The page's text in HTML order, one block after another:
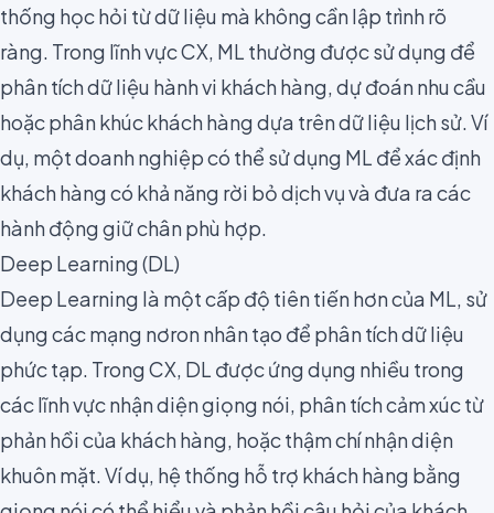
thống học hỏi từ dữ liệu mà không cần lập trình rõ
ràng. Trong lĩnh vực CX, ML thường được sử dụng để
phân tích dữ liệu hành vi khách hàng, dự đoán nhu cầu
hoặc phân khúc khách hàng dựa trên dữ liệu lịch sử. Ví
dụ, một doanh nghiệp có thể sử dụng ML để xác định
khách hàng có khả năng rời bỏ dịch vụ và đưa ra các
hành động giữ chân phù hợp.
Deep Learning (DL)
Deep Learning là một cấp độ tiên tiến hơn của ML, sử
dụng các mạng nơron nhân tạo để phân tích dữ liệu
phức tạp. Trong CX, DL được ứng dụng nhiều trong
các lĩnh vực nhận diện giọng nói, phân tích cảm xúc từ
phản hồi của khách hàng, hoặc thậm chí nhận diện
khuôn mặt. Ví dụ, hệ thống hỗ trợ khách hàng bằng